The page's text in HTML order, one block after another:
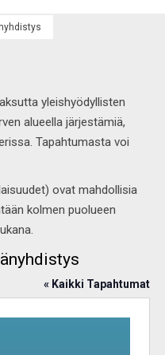
yleishyödyllisten
alueella järjestämiä,
Tapahtumasta voi
ovat mahdollisia
kolmen puolueen
« Kaikki Tapahtumat